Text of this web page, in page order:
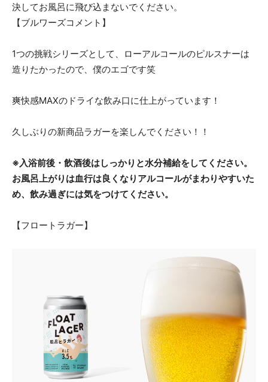
決してお風呂に飛び込まないでください。
【ブルワーズコメント】
1つの挑戦シリーズとして、ローアルコールのピルスナーは
造りたかったので、僕のエゴです笑
爽快感MAXのドライな飲み口に仕上がっています！
久しぶりの新商品ラガーを楽しんでください！！
※入浴前後・飲酒後はしっかりと水分補給をしてください。
お風呂上がりは血行は良くなりアルコールがまわりやすいた
め、飲み過ぎには気をつけてください。
【フロートラガー】